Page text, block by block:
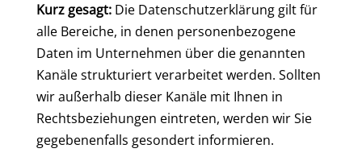
Kurz gesagt:Die Datenschutzerklärung gilt für
alle Bereiche, in denen personenbezogene
Daten im Unternehmen über die genannten
Kanäle strukturiert verarbeitet werden. Sollten
wir außerhalb dieser Kanäle mit Ihnen in
Rechtsbeziehungen eintreten, werden wir Sie
gegebenenfalls gesondert informieren.